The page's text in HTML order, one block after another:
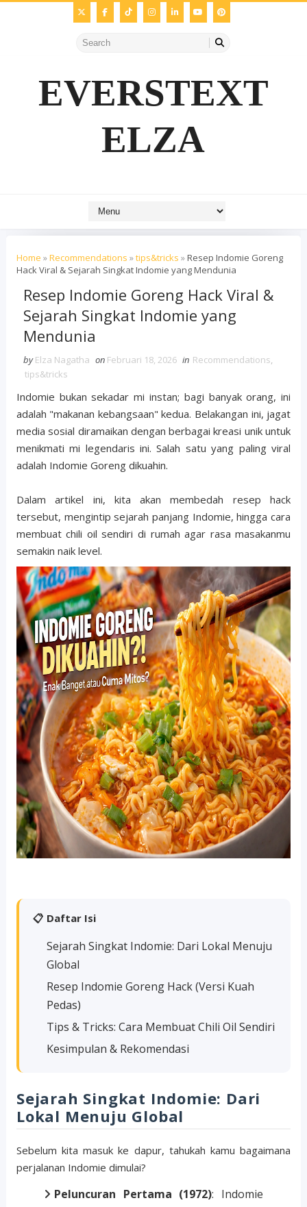
EVERSTEXT
ELZA
Home »Recommendations »tips&tricks »Resep Indomie Goreng
Hack Viral & Sejarah Singkat Indomie yang Mendunia
Resep Indomie Goreng Hack Viral &
Sejarah Singkat Indomie yang
Mendunia
by Elza Nagatha on Februari 18, 2026 in Recommendations,
tips&tricks
Indomie bukan sekadar mi instan; bagi banyak orang, ini
adalah "makanan kebangsaan" kedua. Belakangan ini, jagat
media sosial diramaikan dengan berbagai kreasi unik untuk
menikmati mi legendaris ini. Salah satu yang paling viral
adalah Indomie Goreng dikuahin.
Dalam artikel ini, kita akan membedah resep hack
tersebut, mengintip sejarah panjang Indomie, hingga cara
membuat chili oil sendiri di rumah agar rasa masakanmu
semakin naik level.
📋 Daftar Isi
Sejarah Singkat Indomie: Dari Lokal Menuju
Global
Resep Indomie Goreng Hack (Versi Kuah
Pedas)
Tips & Tricks: Cara Membuat Chili Oil Sendiri
Kesimpulan & Rekomendasi
Sejarah Singkat Indomie: Dari
Lokal Menuju Global
Sebelum kita masuk ke dapur, tahukah kamu bagaimana
perjalanan Indomie dimulai?
Peluncuran Pertama (1972): Indomie